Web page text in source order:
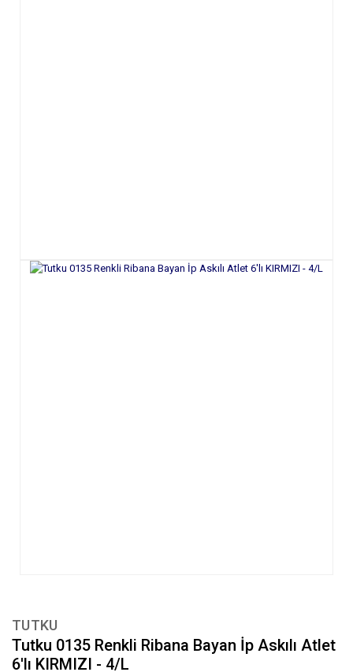
TUTKU
Tutku 0135 Renkli Ribana Bayan İp Askılı Atlet
6'lı KIRMIZI - 4/L